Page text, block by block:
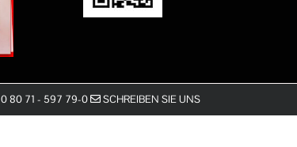
0 80 71 - 597 79-0 SCHREIBEN SIE UNS